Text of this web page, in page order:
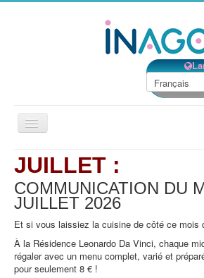
Basculer
la
Accueil
Nos établissements
Nos services
Notre Structure
Bénévolat
JUILLET :
COMMUNICATION DU
JUILLET 2026
Et si vous laissiez la cuisine de côté ce mois
À la Résidence Leonardo Da Vinci, chaque
régaler avec un menu complet, varié et
pour seulement 8 € !